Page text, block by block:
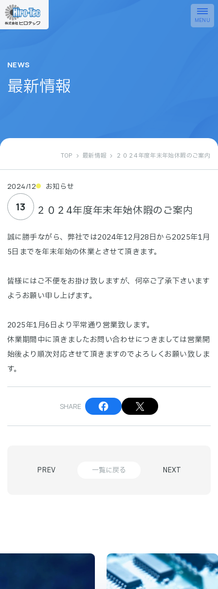
NEWS
最新情報
TOP 最新情報 ２０２4年度年末年始休暇のご案内
2024/12
13
お知らせ
２０２4年度年末年始休暇のご案内
誠に勝手ながら、弊社では2024年12月28日から2025年1月
5日までを年末年始の休業とさせて頂きます。
皆様にはご不便をお掛け致しますが、何卒ご了承下さいます
ようお願い申し上げます。
2025年1月6日より平常通り営業致します。
休業期間中に頂きましたお問い合わせにつきましては営業開
始後より順次対応させて頂きますのでよろしくお願い致しま
す。
SHARE
PREV 一覧に戻る NEXT